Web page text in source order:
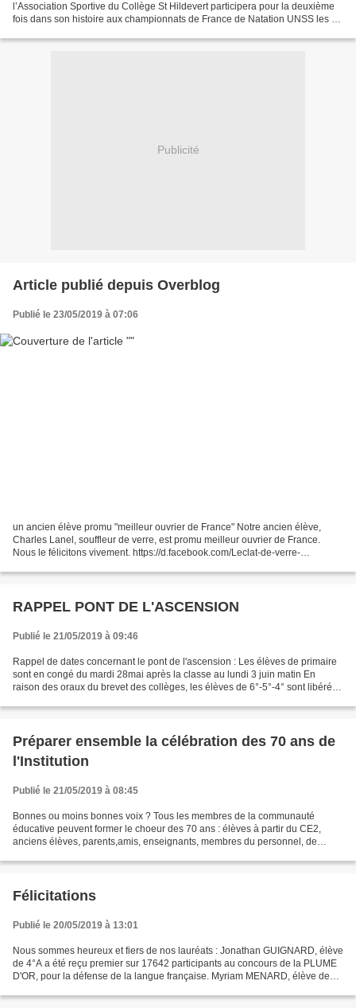
l’Association Sportive du Collège St Hildevert participera pour la deuxième
fois dans son histoire aux championnats de France de Natation UNSS les 5,
Publicité
Article publié depuis Overblog
Publié le 23/05/2019 à 07:06
un ancien élève promu "meilleur ouvrier de France" Notre ancien élève,
Charles Lanel, souffleur de verre, est promu meilleur ouvrier de France.
Nous le félicitons vivement. https://d.facebook.com/Leclat-de-verre-
RAPPEL PONT DE L'ASCENSION
Publié le 21/05/2019 à 09:46
Rappel de dates concernant le pont de l'ascension : Les élèves de primaire
sont en congé du mardi 28mai après la classe au lundi 3 juin matin En
raison des oraux du brevet des collèges, les élèves de 6°-5°-4° sont libérés
Préparer ensemble la célébration des 70 ans de
l'Institution
Publié le 21/05/2019 à 08:45
Bonnes ou moins bonnes voix ? Tous les membres de la communauté
éducative peuvent former le choeur des 70 ans : élèves à partir du CE2,
anciens élèves, parents,amis, enseignants, membres du personnel, de
Félicitations
Publié le 20/05/2019 à 13:01
Nous sommes heureux et fiers de nos lauréats : Jonathan GUIGNARD, élève
de 4°A a été reçu premier sur 17642 participants au concours de la PLUME
D'OR, pour la défense de la langue française. Myriam MENARD, élève de